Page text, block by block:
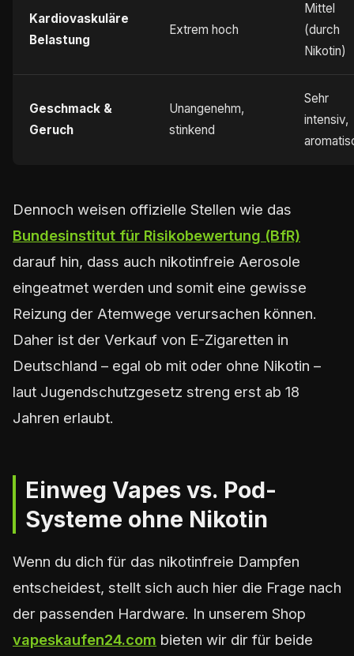
Kardiovaskuläre
Belastung
Extrem hoch
Mittel
(durch
Nikotin)
Geschmack &
Geruch
Unangenehm,
stinkend
Sehr
intensiv,
Dennoch weisen offizielle Stellen wie das
Bundesinstitut für Risikobewertung (BfR)
darauf hin, dass auch nikotinfreie Aerosole
eingeatmet werden und somit eine gewisse
Reizung der Atemwege verursachen können.
Daher ist der Verkauf von E-Zigaretten in
Deutschland – egal ob mit oder ohne Nikotin –
laut Jugendschutzgesetz streng erst ab 18
Jahren erlaubt.
Einweg Vapes vs. Pod-
Systeme ohne Nikotin
Wenn du dich für das nikotinfreie Dampfen
entscheidest, stellt sich auch hier die Frage nach
der passenden Hardware. In unserem Shop
vapeskaufen24.com bieten wir dir für beide